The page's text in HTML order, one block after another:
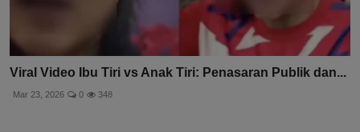
Viral Video Ibu Tiri vs Anak Tiri: Penasaran Publik dan...
Mar 23, 2026 0 348